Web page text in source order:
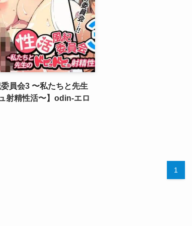
員会3 〜私たちと先生
射精性活〜】odin-エロ
1